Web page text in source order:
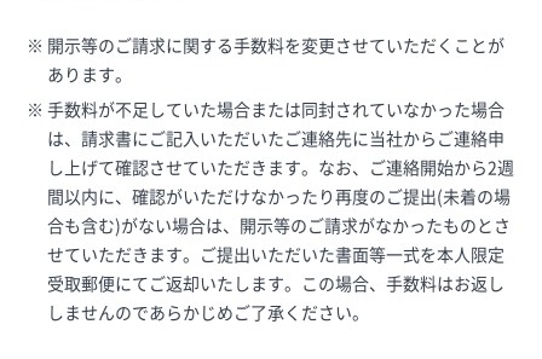
開示等のご請求に関する手数料を変更させていただくことが
あります。
手数料が不足していた場合または同封されていなかった場合
は、請求書にご記入いただいたご連絡先に当社からご連絡申
し上げて確認させていただきます。なお、ご連絡開始から2週
間以内に、確認がいただけなかったり再度のご提出(未着の場
合も含む)がない場合は、開示等のご請求がなかったものとさ
せていただきます。ご提出いただいた書面等一式を本人限定
受取郵便にてご返却いたします。この場合、手数料はお返し
しませんのであらかじめご了承ください。